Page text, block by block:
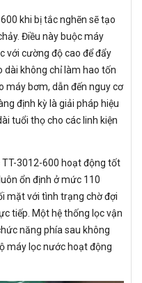
khi bị tắc nghẽn sẽ tạo
Điều này buộc máy
với cường độ cao để đẩy
dài không chỉ làm hao tốn
máy bơm, dẫn đến nguy cơ
định kỳ là giải pháp hiệu
tuổi thọ cho các linh kiện
TT-3012-600 hoạt động tốt
ổn định ở mức 110
mặt với tình trạng chờ đợi
tiếp. Một hệ thống lọc vận
năng phía sau không
máy lọc nước hoạt động